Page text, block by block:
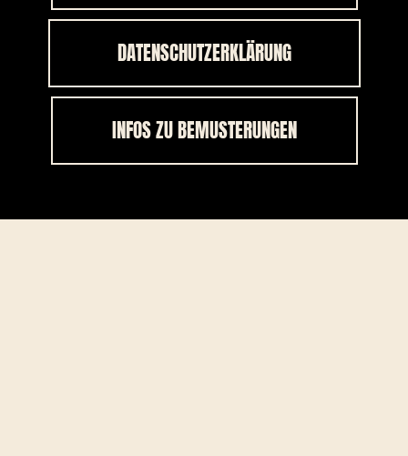
DATENSCHUTZERKLÄRUNG
INFOS ZU BEMUSTERUNGEN